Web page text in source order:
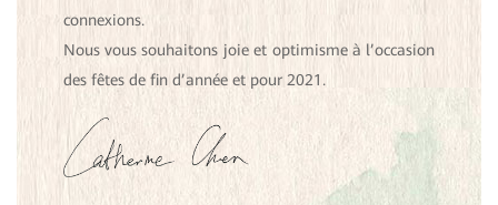
connexions.
Nous vous souhaitons joie et optimisme à l’occasion
des fêtes de fin d’année et pour 2021.